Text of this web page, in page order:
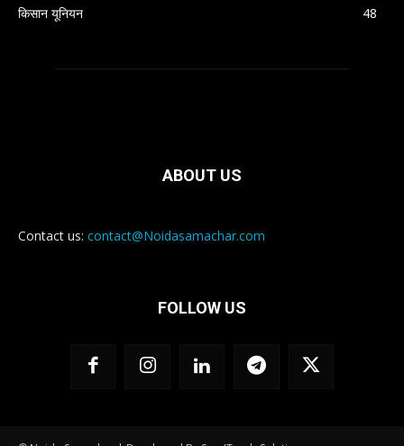
किसान यूनियन
48
ABOUT US
Contact us: contact@Noidasamachar.com
FOLLOW US